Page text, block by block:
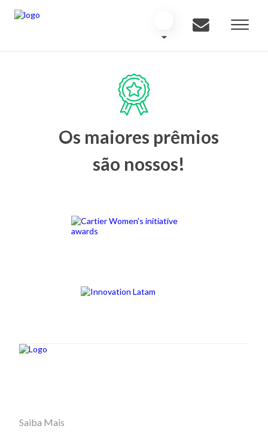
Os maiores prêmios
são nossos!
Saiba Mais